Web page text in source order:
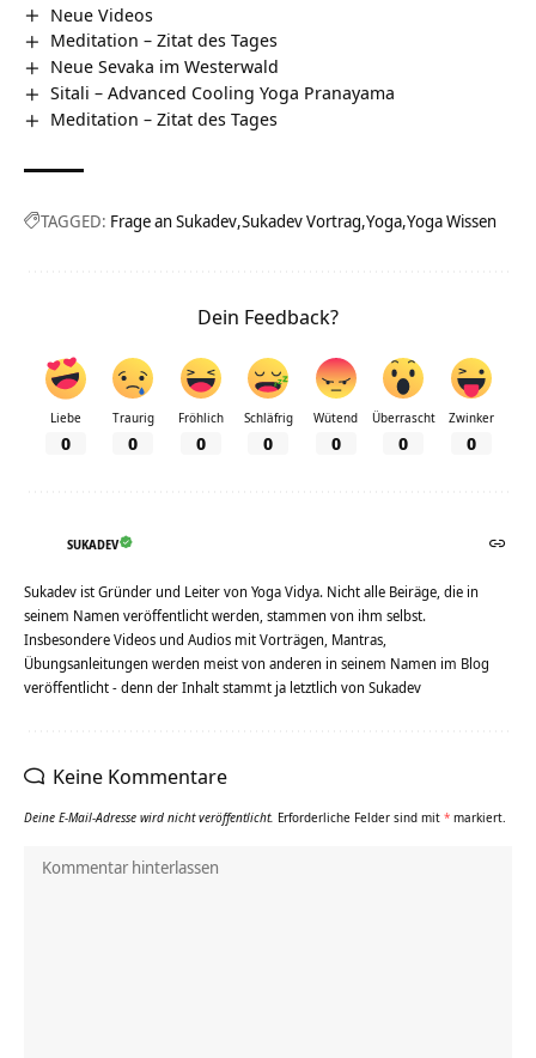
Neue Videos
Meditation – Zitat des Tages
Neue Sevaka im Westerwald
Sitali – Advanced Cooling Yoga Pranayama
Meditation – Zitat des Tages
TAGGED: Frage an Sukadev Sukadev Vortrag Yoga Yoga Wissen
Dein Feedback?
Liebe
0
Traurig
0
Fröhlich
0
Schläfrig
0
Wütend
0
Überrascht
0
Zwinker
0
SUKADEV
Sukadev ist Gründer und Leiter von Yoga Vidya. Nicht alle Beiräge, die in
seinem Namen veröffentlicht werden, stammen von ihm selbst.
Insbesondere Videos und Audios mit Vorträgen, Mantras,
Übungsanleitungen werden meist von anderen in seinem Namen im Blog
veröffentlicht - denn der Inhalt stammt ja letztlich von Sukadev
Keine Kommentare
Deine E-Mail-Adresse wird nicht veröffentlicht. Erforderliche Felder sind mit * markiert.